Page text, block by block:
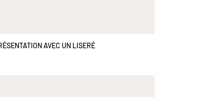
AVEC UN LISERÉ